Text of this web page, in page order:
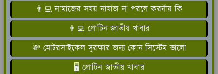
👨‍💻 নামাজের সময় নামাজ না পরলে করনীয় কি
👨‍💻 প্রোটিন জাতীয় খাবার
💸 মোটরসাইকেল সুরক্ষার জন্য কোন সিস্টেম ভালো
🖥️ প্রোটিন জাতীয় খাবার